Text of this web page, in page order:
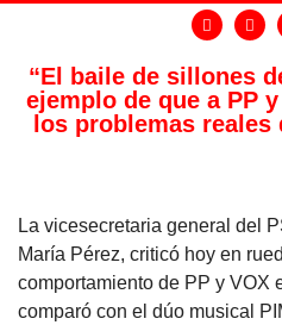
“El baile de sillones
ejemplo de que a PP
los problemas reales
La vicesecretaria general del
María Pérez, criticó hoy en
comportamiento de PP y VOX
comparó con el dúo musical